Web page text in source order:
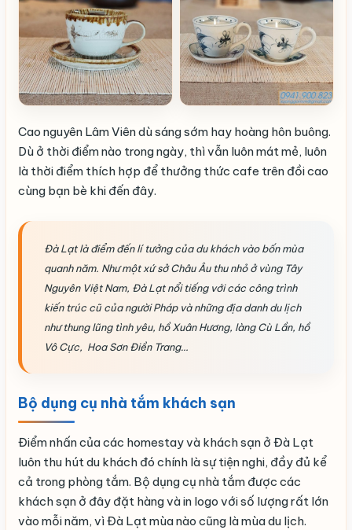
Cao nguyên Lâm Viên dù sáng sớm hay hoàng hôn buông.
Dù ở thời điểm nào trong ngày, thì vẫn luôn mát mẻ, luôn
là thời điểm thích hợp để thưởng thức cafe trên đồi cao
cùng bạn bè khi đến đây.
Đà Lạt là điểm đến lí tưởng của du khách vào bốn mùa
quanh năm. Như một xứ sở Châu Âu thu nhỏ ở vùng Tây
Nguyên Việt Nam, Đà Lạt nổi tiếng với các công trình
kiến trúc cũ của người Pháp và những địa danh du lịch
như thung lũng tình yêu, hồ Xuân Hương, làng Cù Lần, hồ
Vô Cực, Hoa Sơn Điền Trang…
Bộ dụng cụ nhà tắm khách sạn
Điểm nhấn của các homestay và khách sạn ở Đà Lạt
luôn thu hút du khách đó chính là sự tiện nghi, đầy đủ kể
cả trong phòng tắm. Bộ dụng cụ nhà tắm được các
khách sạn ở đây đặt hàng và in logo với số lượng rất lớn
vào mỗi năm, vì Đà Lạt mùa nào cũng là mùa du lịch.